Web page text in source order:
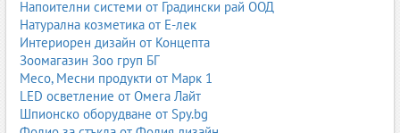
Напоителни системи от Градински рай ООД
Натурална козметика от Е-лек
Интериорен дизайн от Концепта
Зоомагазин Зоо груп БГ
Месо, Месни продукти от Марк 1
LED осветление от Омега Лайт
Шпионско оборудване от Spy.bg